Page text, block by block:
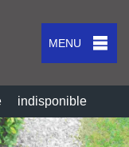
MENU
indisponible